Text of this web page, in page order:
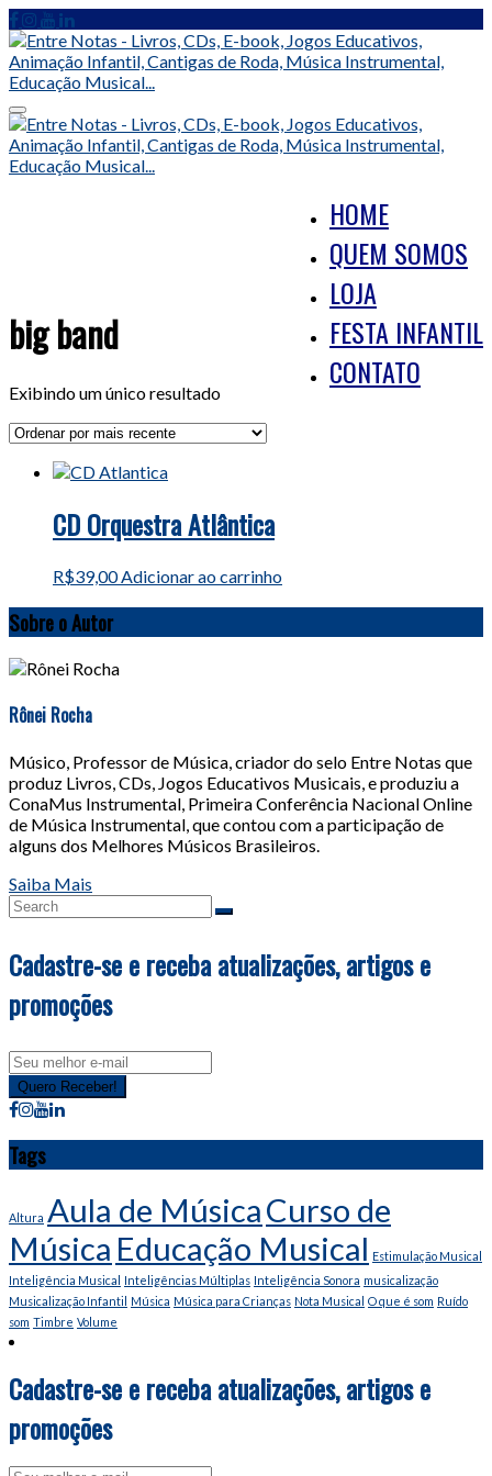
Skip
to
content
Toggle
navigation
HOME
QUEM SOMOS
LOJA
FESTA INFANTIL
CONTATO
big band
Exibindo um único resultado
CD Orquestra Atlântica
R$39,00Adicionar ao carrinho
Sobre o Autor
Rônei Rocha
Músico, Professor de Música, criador do selo Entre Notas que
produz Livros, CDs, Jogos Educativos Musicais, e produziu a
ConaMus Instrumental, Primeira Conferência Nacional Online
de Música Instrumental, que contou com a participação de
alguns dos Melhores Músicos Brasileiros.
Saiba Mais
Cadastre-se e receba atualizações, artigos e
promoções
Email
address
Quero Receber!
Tags
Altura Aula de MúsicaCurso de
Música Educação Musical Estimulação Musical
Inteligência Musical Inteligências Múltiplas Inteligência Sonora musicalização
Musicalização Infantil Música Música para Crianças Nota Musical O que é som Ruído
som Timbre Volume
Cadastre-se e receba atualizações, artigos e
promoções